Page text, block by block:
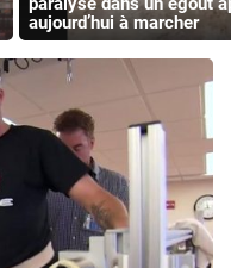
aujourd’hui à marcher